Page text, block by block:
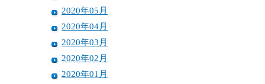
2020年05月
2020年04月
2020年03月
2020年02月
2020年01月